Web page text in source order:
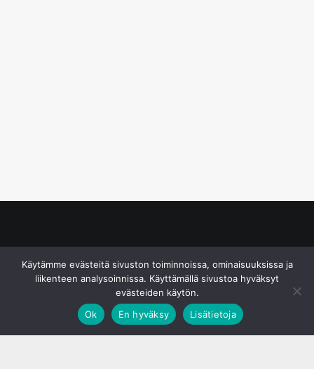
Käytämme evästeitä sivuston toiminnoissa, ominaisuuksissa ja
liikenteen analysoinnissa. Käyttämällä sivustoa hyväksyt
evästeiden käytön.
Ok
En hyväksy Lisätietoja